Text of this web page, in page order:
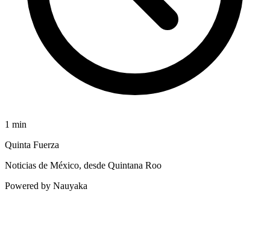
1 min
Quinta Fuerza
Noticias de México, desde Quintana Roo
Powered by Nauyaka